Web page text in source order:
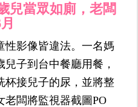
兒當眾如廁，老闆
性影像皆違法。一名媽
兒子到台中餐廳用餐，
杯接兒子的尿，並將整
老闆將監視器截圖PO